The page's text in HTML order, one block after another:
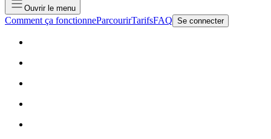
Ouvrir le menu
Comment ça fonctionneParcourirTarifsFAQ Se connecter